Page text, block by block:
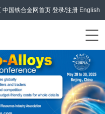
中国铁合金网首页 登录/注册 English